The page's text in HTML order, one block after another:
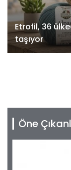
Etrofil, 36
taşıyor
Öne